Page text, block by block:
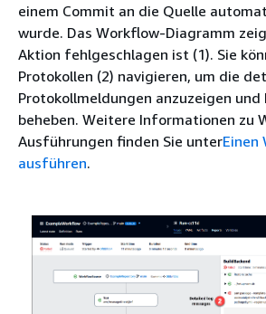
einem Commit an die Quelle
wurde. Das Workflow-Diagramm
Aktion fehlgeschlagen ist (1). Sie
Protokollen (2) navigieren, um die
Protokollmeldungen anzuzeigen und
beheben. Weitere Informationen zu
Ausführungen finden Sie unterEinen
ausführen.